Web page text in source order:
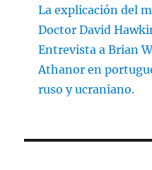
La explicación del
Doctor David
Entrevista a Brian
Athanor en
ruso y ucraniano.